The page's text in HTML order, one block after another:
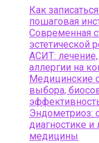
Как
пошаговая
Современная
эстетической
АСИТ:
аллергии на
Медицинские
выбора,
Эндометриоз:
диагностике
медицины